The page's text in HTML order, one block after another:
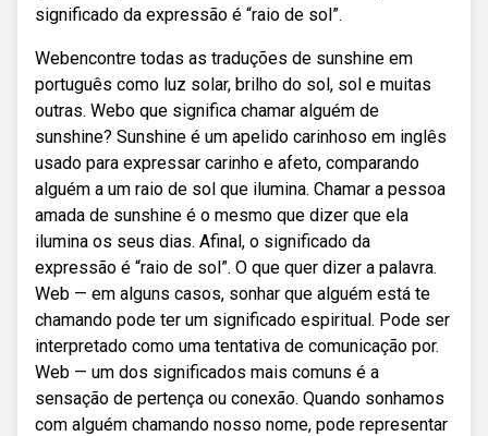
significado da expressão é “raio de sol”.
Webencontre todas as traduções de sunshine em
português como luz solar, brilho do sol, sol e muitas
outras. Webo que significa chamar alguém de
sunshine? Sunshine é um apelido carinhoso em inglês
usado para expressar carinho e afeto, comparando
alguém a um raio de sol que ilumina. Chamar a pessoa
amada de sunshine é o mesmo que dizer que ela
ilumina os seus dias. Afinal, o significado da
expressão é “raio de sol”. O que quer dizer a palavra.
Web — em alguns casos, sonhar que alguém está te
chamando pode ter um significado espiritual. Pode ser
interpretado como uma tentativa de comunicação por.
Web — um dos significados mais comuns é a
sensação de pertença ou conexão. Quando sonhamos
com alguém chamando nosso nome, pode representar